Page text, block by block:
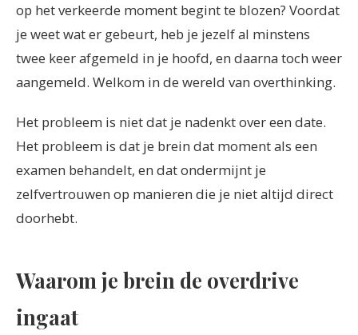
op het verkeerde moment begint te blozen? Voordat
je weet wat er gebeurt, heb je jezelf al minstens
twee keer afgemeld in je hoofd, en daarna toch weer
aangemeld. Welkom in de wereld van overthinking.
Het probleem is niet dat je nadenkt over een date.
Het probleem is dat je brein dat moment als een
examen behandelt, en dat ondermijnt je
zelfvertrouwen op manieren die je niet altijd direct
doorhebt.
Waarom je brein de overdrive
ingaat